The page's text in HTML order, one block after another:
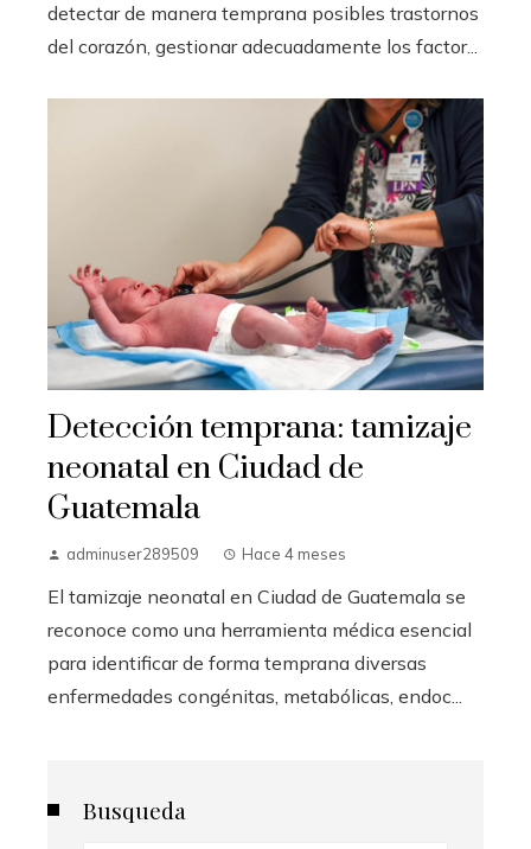
detectar de manera temprana posibles trastornos
del corazón, gestionar adecuadamente los factor...
Detección temprana: tamizaje
neonatal en Ciudad de
Guatemala
adminuser289509 Hace 4 meses
El tamizaje neonatal en Ciudad de Guatemala se
reconoce como una herramienta médica esencial
para identificar de forma temprana diversas
enfermedades congénitas, metabólicas, endoc...
Busqueda